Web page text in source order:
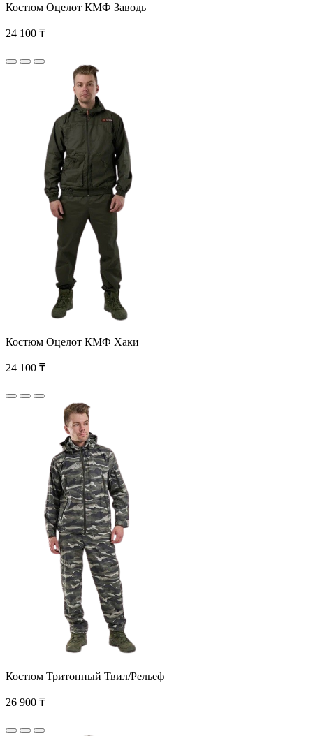
Костюм Оцелот КМФ Заводь
24 100 ₸
Костюм Оцелот КМФ Хаки
24 100 ₸
Костюм Тритонный Твил/Рельеф
26 900 ₸